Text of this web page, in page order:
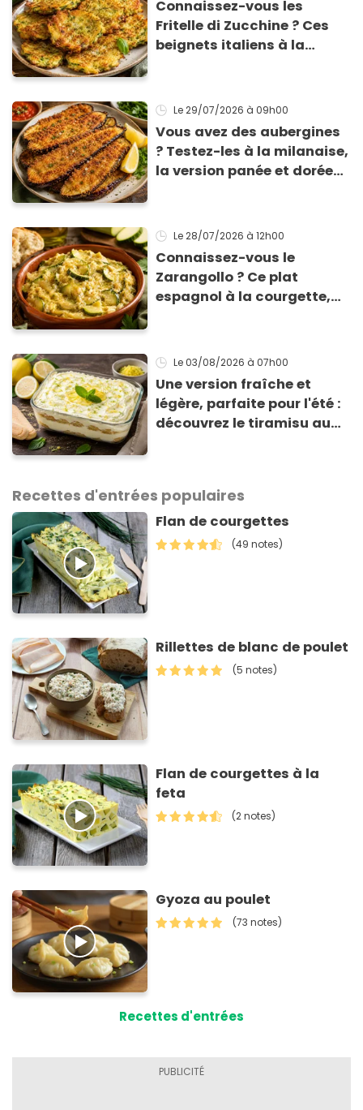
Connaissez-vous les
Fritelle di Zucchine ? Ces
beignets italiens à la
Le 29/07/2026 à 09h00
Vous avez des aubergines
? Testez-les à la milanaise,
la version panée et dorée
Le 28/07/2026 à 12h00
Connaissez-vous le
Zarangollo ? Ce plat
espagnol à la courgette,
Le 03/08/2026 à 07h00
Une version fraîche et
légère, parfaite pour l'été :
découvrez le tiramisu au
Recettes d'entrées populaires
Flan de courgettes
(49 notes)
Rillettes de blanc de poulet
(5 notes)
Flan de courgettes à la
feta
(2 notes)
Gyoza au poulet
(73 notes)
Recettes d'entrées